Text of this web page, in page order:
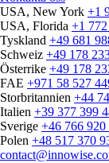
USA, New York +1
USA, Florida +1
Tyskland +49 681
Schweiz +49 178
Österrike +49 178
FAE +971 58 527
Storbritannien +44
Italien +39 377 399
Sverige +46 766 920
Polen +48 517 370